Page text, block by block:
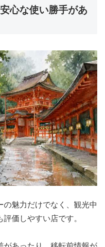
心な使い勝手があ
の魅力だけでなく、観光中
価しやすい店です。